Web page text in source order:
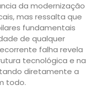
da modernização
mas ressalta que
fundamentais
de qualquer
falha revela
tecnológica e na
diretamente a
todo.